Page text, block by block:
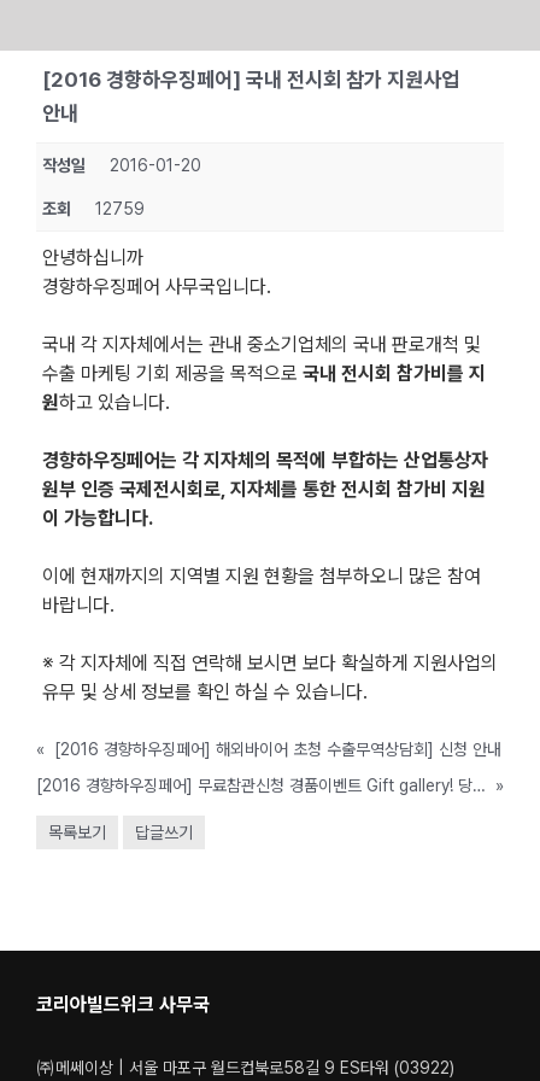
content
[2016 경향하우징페어] 국내 전시회 참가 지원사업
안내
작성일 2016-01-20
조회 12759
안녕하십니까
경향하우징페어 사무국입니다.
국내 각 지자체에서는 관내 중소기업체의 국내 판로개척 및
수출 마케팅 기회 제공을 목적으로 국내 전시회 참가비를 지
원하고 있습니다.
경향하우징페어는 각 지자체의 목적에 부합하는 산업통상자
원부 인증 국제전시회로, 지자체를 통한 전시회 참가비 지원
이 가능합니다.
이에 현재까지의 지역별 지원 현황을 첨부하오니 많은 참여
바랍니다.
※ 각 지자체에 직접 연락해 보시면 보다 확실하게 지원사업의
유무 및 상세 정보를 확인 하실 수 있습니다.
«
[2016 경향하우징페어] 해외바이어 초청 수출무역상담회] 신청 안내
[2016 경향하우징페어] 무료참관신청 경품이벤트 Gift gallery! 당첨자 발표
»
목록보기 답글쓰기
코리아빌드위크 사무국
㈜메쎄이상 | 서울 마포구 월드컵북로58길 9 ES타워 (03922)